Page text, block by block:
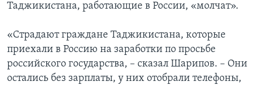
Таджикистана, работающие в России, «молчат».
«Страдают граждане Таджикистана, которые
приехали в Россию на заработки по просьбе
российского государства, – сказал Шарипов. – Они
остались без зарплаты, у них отобрали телефоны,